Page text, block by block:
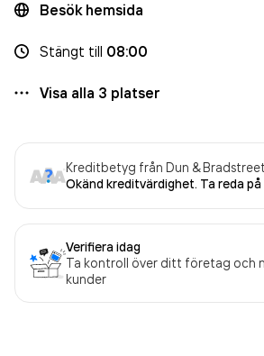
Besök hemsida
Stängt till 08:00
Visa alla 3 platser
Kreditbetyg från Dun & Bradstreet
Okänd kreditvärdighet. Ta reda på
Verifiera idag
Ta kontroll över ditt företag och
kunder